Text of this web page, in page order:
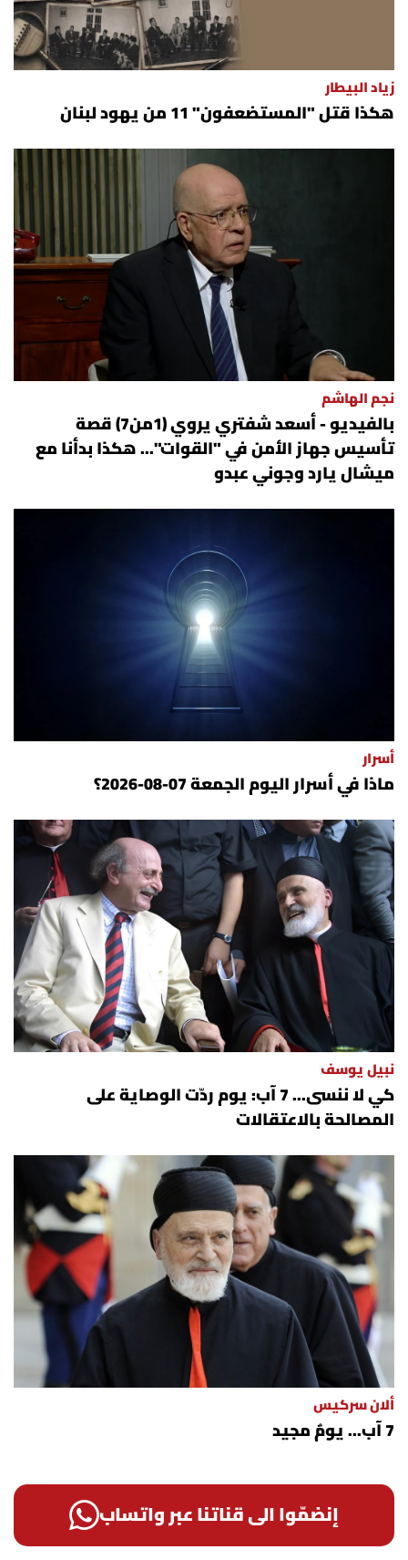
زياد البيطار
هكذا قتل "المستضعفون" 11 من يهود لبنان
نجم الهاشم
بالفيديو - أسعد شفتري يروي (1من7) قصة
تأسيس جهاز الأمن في "القوات"... هكذا بدأنا مع
ميشال يارد وجوني عبدو
أسرار
ماذا في أسرار اليوم الجمعة 07-08-2026؟
نبيل يوسف
كي لا ننسى... 7 آب: يوم ردّت الوصاية على
المصالحة بالاعتقالات
ألان سركيس
7 آب... يومٌ مجيد
إنضمّوا الى قناتنا عبر واتساب